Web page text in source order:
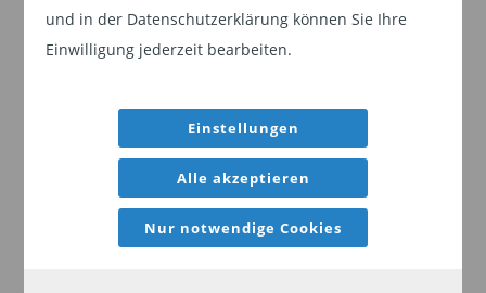
und in der Datenschutzerklärung können Sie Ihre
Einwilligung jederzeit bearbeiten.
Einstellungen
Alle akzeptieren
Nur notwendige Cookies
Kurzüberblick
Asset-Allocation: Die Ruhe nach dem Sturm
Der Sturm auf den globalen Finanzmärkten
scheint sich gelegt zu haben – zumindest vorerst.
Es herrscht nach wie vor grosse Unsicherheit: Da
Dieser Inhalt ist für professionelle Anleger
bestimmt. Mit Klick auf "Weiter" bestätigen
und stimmen unsererDatenschutzerklärung
zu.
Weiter